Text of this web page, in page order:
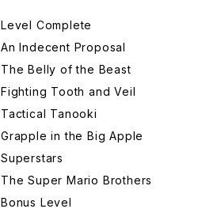
Level Complete
An Indecent Proposal
The Belly of the Beast
Fighting Tooth and Veil
Tactical Tanooki
Grapple in the Big Apple
Superstars
The Super Mario Brothers
Bonus Level